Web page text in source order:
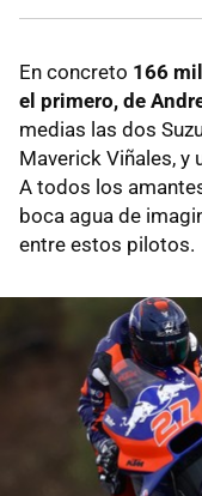
En concreto 166
el primero, de
medias las dos
Maverick Viñales, y
A todos los
boca agua de
entre estos pilotos.